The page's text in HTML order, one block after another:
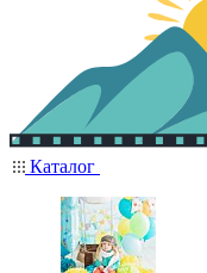
Каталог